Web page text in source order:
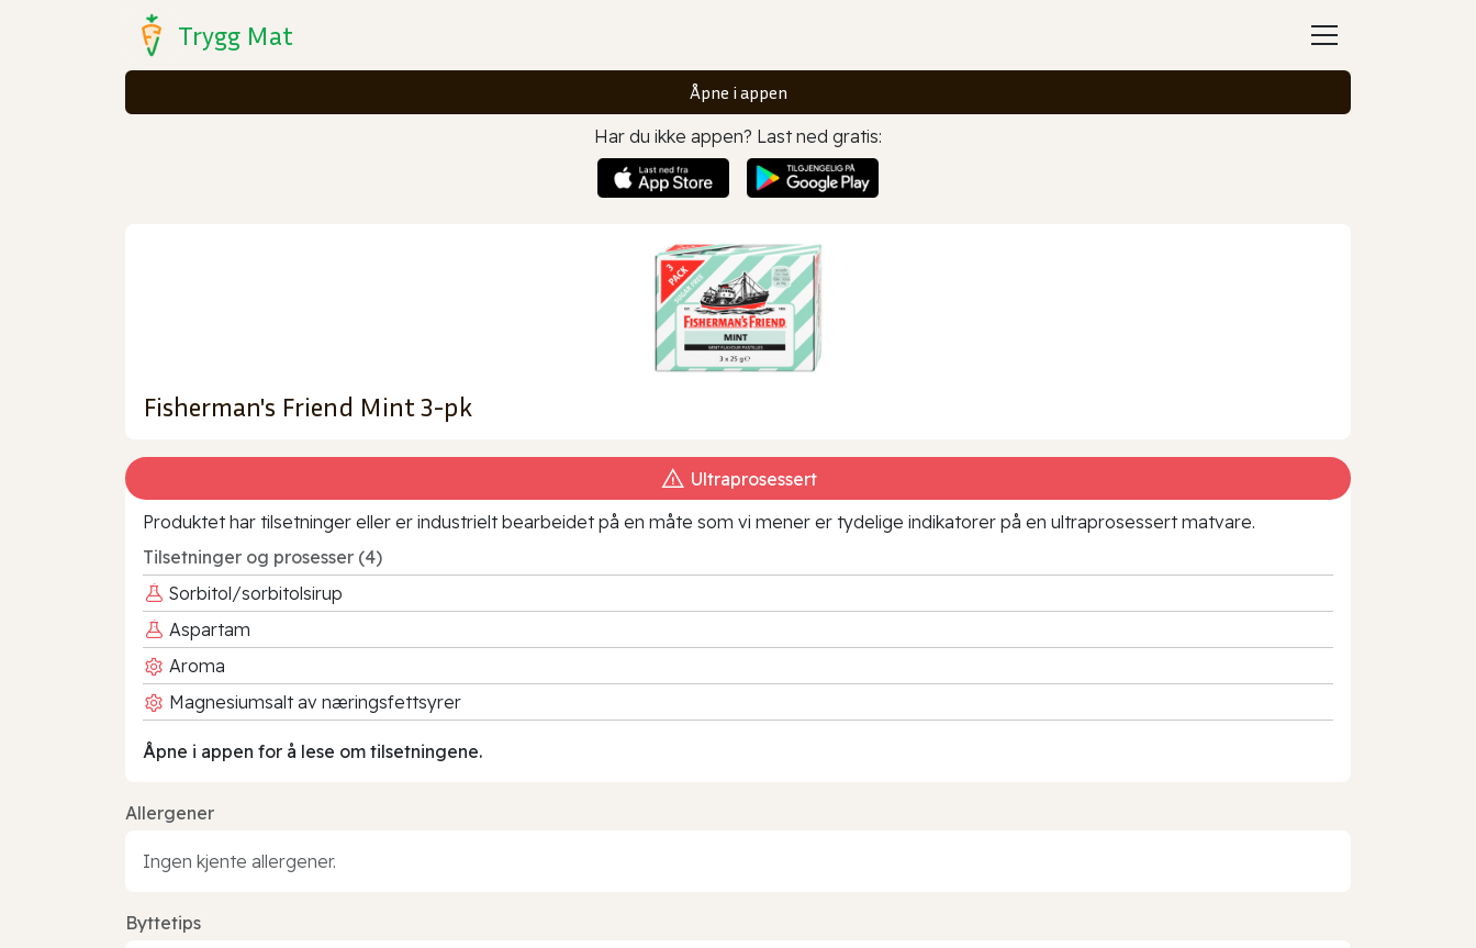
Trygg Mat
Åpne i appen
Har du ikke appen? Last ned gratis:
Fisherman's Friend Mint 3-pk
Ultraprosessert
Produktet har tilsetninger eller er industrielt bearbeidet på en måte som vi mener er tydelige indikatorer på en ultraprosessert matvare.
Tilsetninger og prosesser (4)
Sorbitol/sorbitolsirup
Aspartam
Aroma
Magnesiumsalt av næringsfettsyrer
Åpne i appen for å lese om tilsetningene.
Allergener
Ingen kjente allergener.
Byttetips